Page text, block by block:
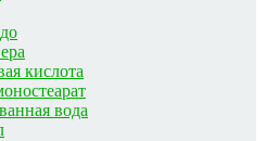
кислота
вода